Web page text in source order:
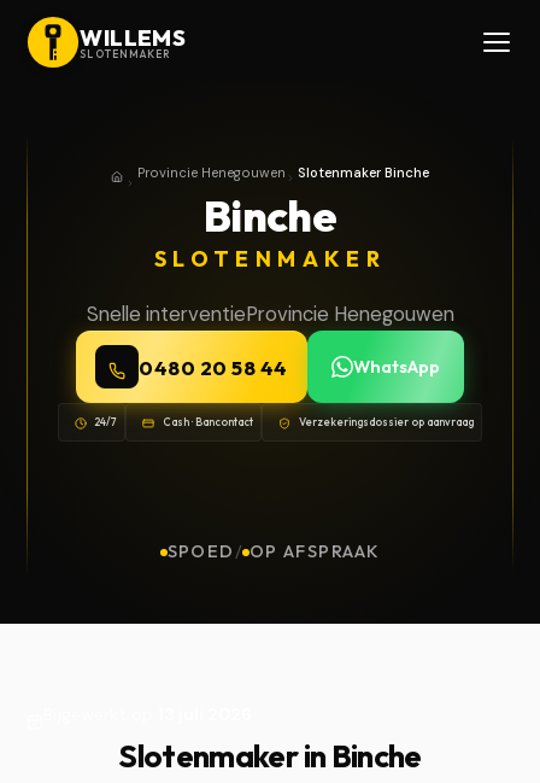
WILLEMS
SLOTENMAKER
HomeProvincie Henegouwen
Provincie Henegouwen Slotenmaker Binche
Binche
SLOTENMAKER
Snelle interventieProvincie Henegouwen
0480 20 58 44 WhatsApp
24/7 Cash · Bancontact Verzekeringsdossier op aanvraag
SPOED / OP AFSPRAAK
Slotenmaker in Binche